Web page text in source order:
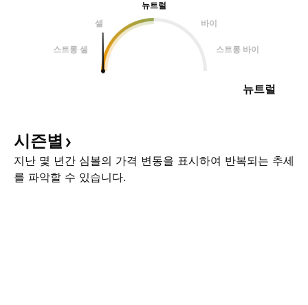
뉴트럴
셀
바이
스트롱 셀 스트롱 바이
뉴트럴
시즌별
지난 몇 년간 심볼의 가격 변동을 표시하여 반복되는 추세
를 파악할 수 있습니다.